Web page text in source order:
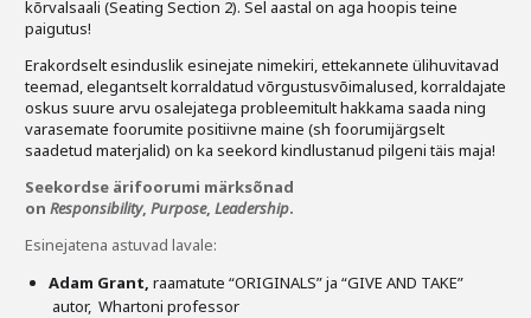
kõrvalsaali (Seating Section 2). Sel aastal on aga hoopis teine
paigutus!
Erakordselt esinduslik esinejate nimekiri, ettekannete ülihuvitavad
teemad, elegantselt korraldatud võrgustusvõimalused, korraldajate
oskus suure arvu osalejatega probleemitult hakkama saada ning
varasemate foorumite positiivne maine (sh foorumijärgselt
saadetud materjalid) on ka seekord kindlustanud pilgeni täis maja!
Seekordse ärifoorumi märksõnad
on Responsibility, Purpose, Leadership.
Esinejatena astuvad lavale:
Adam Grant, raamatute “ORIGINALS” ja “GIVE AND TAKE”
autor, Whartoni professor